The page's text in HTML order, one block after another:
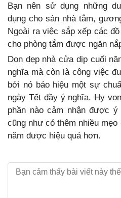
Bạn nên sử dụng những
dụng cho sàn nhà tắm,
Ngoài ra việc sắp xếp các
cho phòng tắm được ngăn
Dọn dẹp nhà cửa dịp cuối
nghĩa mà còn là công việc
bởi nó báo hiệu một sự
ngày Tết đầy ý nghĩa. Hy
phần nào cảm nhận được
cũng như có thêm nhiều
năm được hiệu quả hơn.